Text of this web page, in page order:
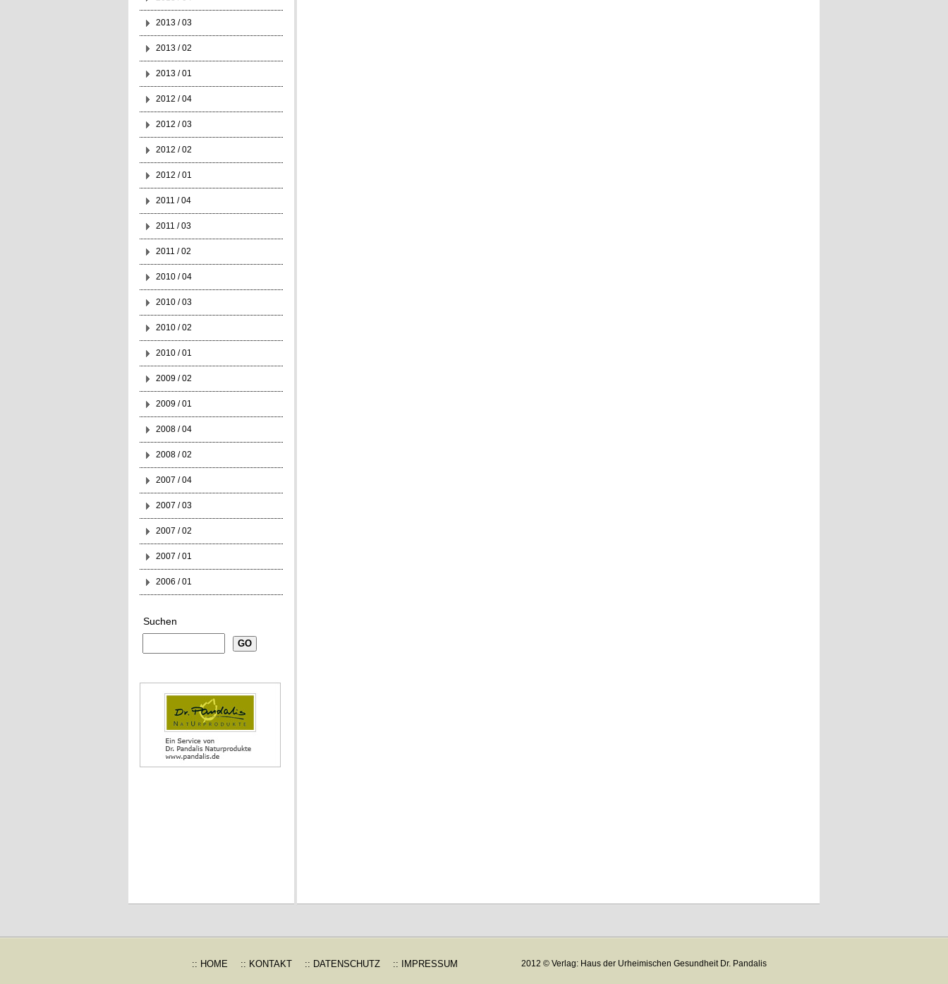
2013 / 03
2013 / 02
2013 / 01
2012 / 04
2012 / 03
2012 / 02
2012 / 01
2011 / 04
2011 / 03
2011 / 02
2010 / 04
2010 / 03
2010 / 02
2010 / 01
2009 / 02
2009 / 01
2008 / 04
2008 / 02
2007 / 04
2007 / 03
2007 / 02
2007 / 01
2006 / 01
Suchen
:: HOME :: KONTAKT :: DATENSCHUTZ :: IMPRESSUM 2012 © Verlag: Haus der Urheimischen Gesundheit Dr. Pandalis